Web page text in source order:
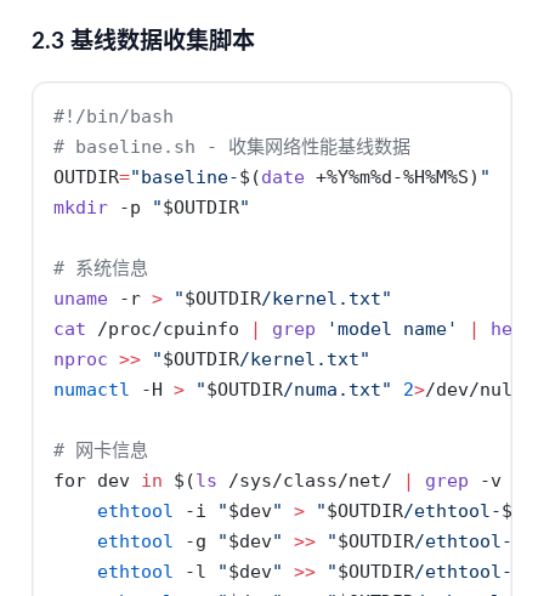
2.3 基线数据收集脚本
#!/bin/bash
# baseline.sh - 收集网络性能基线数据
OUTDIR="baseline-$(date +%Y%m%d-%H%M%S) "
mkdir
-p "$OUTDIR"
# 系统信息
uname
-r > "$OUTDIR/kernel.txt"
cat /proc/cpuinfo | grep 'model name' |
head
nproc >> "$OUTDIR/kernel.txt"
numactl
-H > "$OUTDIR/numa.txt" 2>/dev/null
# 网卡信息
for dev in $(ls /sys/class/net/ | grep -v
ethtool
-i "$dev" > "$OUTDIR/ethtool-
ethtool
-g "$dev" >> "$OUTDIR/ethtool-
ethtool
-l "$dev" >> "$OUTDIR/ethtool-